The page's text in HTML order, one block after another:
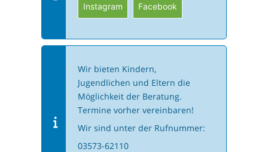
Instagram Facebook
Wir bieten Kindern,
Jugendlichen und Eltern die
Möglichkeit der Beratung.
Termine vorher vereinbaren!
Wir sind unter der Rufnummer:
03573-62110